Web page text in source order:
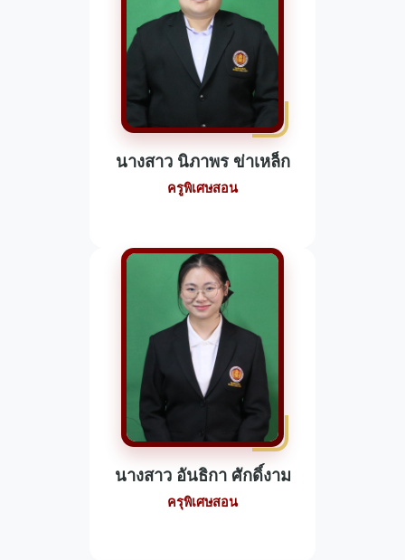
นางสาว นิภาพร ข่าเหล็ก
ครูพิเศษสอน
นางสาว อันธิกา ศักดิ์งาม
ครุพิเศษสอน